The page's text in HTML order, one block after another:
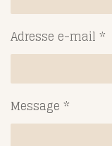
Adresse e-mail *
Message *